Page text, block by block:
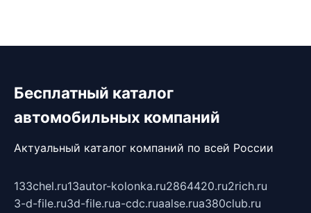
Бесплатный каталог
автомобильных компаний
Актуальный каталог компаний по всей России
133chel.ru13autor-kolonka.ru2864420.ru2rich.ru
3-d-file.ru3d-file.rua-cdc.ruaalse.rua380club.ru